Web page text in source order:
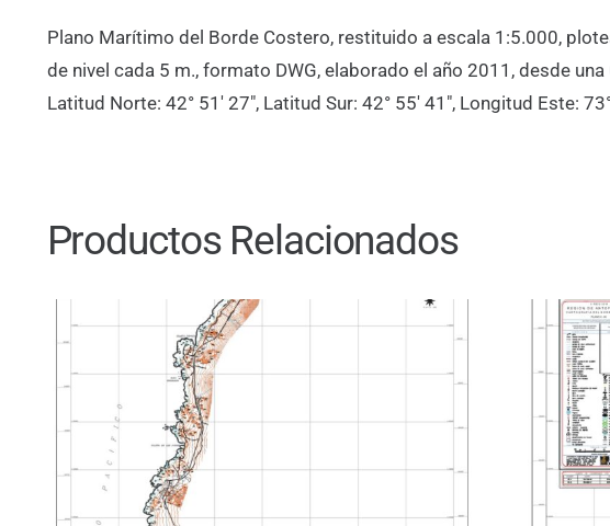
Plano Marítimo del Borde Costero, restituido a escala 1:5.000,
de nivel cada 5 m., formato DWG, elaborado el año 2011, desde
Latitud Norte: 42° 51′ 27″, Latitud Sur: 42° 55′ 41″, Longitud Este:
Productos Relacionados